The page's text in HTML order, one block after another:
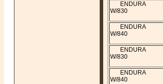
ENDURA
W/830
ENDURA
W/840
ENDURA
W/830
ENDURA
W/840